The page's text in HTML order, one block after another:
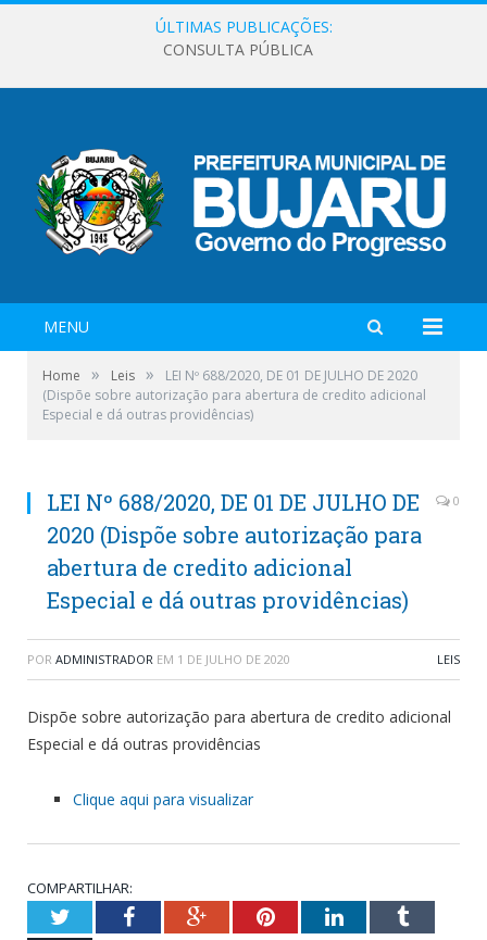
ÚLTIMAS PUBLICAÇÕES:
CONSULTA PÚBLICA
MENU
Home » Leis »
LEI Nº 688/2020, DE 01 DE JULHO DE 2020
(Dispõe sobre autorização para abertura de credito adicional
Especial e dá outras providências)
LEI Nº 688/2020, DE 01 DE JULHO DE
2020 (Dispõe sobre autorização para
abertura de credito adicional
Especial e dá outras providências)
0
POR ADMINISTRADOR EM 1 DE JULHO DE 2020 LEIS
Dispõe sobre autorização para abertura de credito adicional
Especial e dá outras providências
Clique aqui para visualizar
COMPARTILHAR:
TwitterFacebookGoogle+PinterestLinkedInTumblr